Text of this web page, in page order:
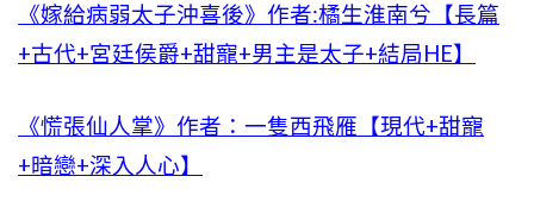
《嫁給病弱太子沖喜後》作者:橘生淮南兮【長篇
+古代+宮廷侯爵+甜寵+男主是太子+結局HE】
《慌張仙人掌》作者：一隻西飛雁【現代+甜寵
+暗戀+深入人心】